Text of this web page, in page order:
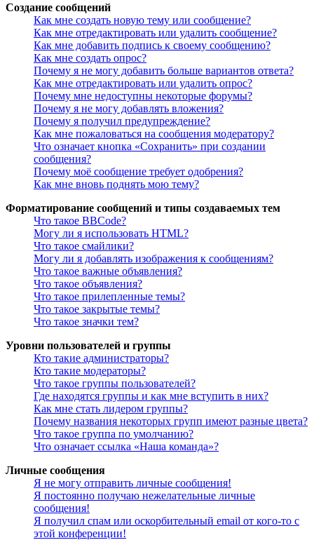
Создание сообщений
Как мне создать новую тему или сообщение?
Как мне отредактировать или удалить сообщение?
Как мне добавить подпись к своему сообщению?
Как мне создать опрос?
Почему я не могу добавить больше вариантов ответа?
Как мне отредактировать или удалить опрос?
Почему мне недоступны некоторые форумы?
Почему я не могу добавлять вложения?
Почему я получил предупреждение?
Как мне пожаловаться на сообщения модератору?
Что означает кнопка «Сохранить» при создании
сообщения?
Почему моё сообщение требует одобрения?
Как мне вновь поднять мою тему?
Форматирование сообщений и типы создаваемых тем
Что такое BBCode?
Могу ли я использовать HTML?
Что такое смайлики?
Могу ли я добавлять изображения к сообщениям?
Что такое важные объявления?
Что такое объявления?
Что такое прилепленные темы?
Что такое закрытые темы?
Что такое значки тем?
Уровни пользователей и группы
Кто такие администраторы?
Кто такие модераторы?
Что такое группы пользователей?
Где находятся группы и как мне вступить в них?
Как мне стать лидером группы?
Почему названия некоторых групп имеют разные цвета?
Что такое группа по умолчанию?
Что означает ссылка «Наша команда»?
Личные сообщения
Я не могу отправить личные сообщения!
Я постоянно получаю нежелательные личные
сообщения!
Я получил спам или оскорбительный email от кого-то с
этой конференции!